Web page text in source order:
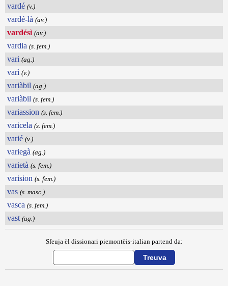
vardé (v.)
vardé-là (av.)
vardésì (av.)
vardia (s. fem.)
vari (ag.)
varì (v.)
variàbil (ag.)
variàbil (s. fem.)
variassion (s. fem.)
varicela (s. fem.)
varié (v.)
variegà (ag.)
varietà (s. fem.)
varision (s. fem.)
vas (s. masc.)
vasca (s. fem.)
vast (ag.)
Sfeuja ël dissionari piemontèis-italian partend da: